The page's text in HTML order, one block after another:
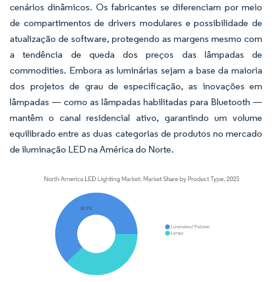
cenários dinâmicos. Os fabricantes se diferenciam por meio
de compartimentos de drivers modulares e possibilidade de
atualização de software, protegendo as margens mesmo com
a tendência de queda dos preços das lâmpadas de
commodities. Embora as luminárias sejam a base da maioria
dos projetos de grau de especificação, as inovações em
lâmpadas — como as lâmpadas habilitadas para Bluetooth —
mantêm o canal residencial ativo, garantindo um volume
equilibrado entre as duas categorias de produtos no mercado
de iluminação LED na América do Norte.